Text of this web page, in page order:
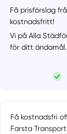
Få prisförslag
kostnadsfritt!
Vi på Alla
för ditt ändamål.
Få kostnadsfri
Farsta